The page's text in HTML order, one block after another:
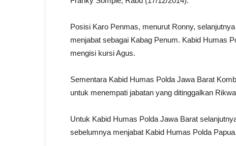
Posisi Karo Penmas, menurut Ronny,
menjabat sebagai Kabag Penum. Kabid Humas
mengisi kursi Agus.
Sementara Kabid Humas Polda Jawa Barat
untuk menempati jabatan yang ditinggalkan
Untuk Kabid Humas Polda Jawa Barat
sebelumnya menjabat Kabid Humas Polda Papua.